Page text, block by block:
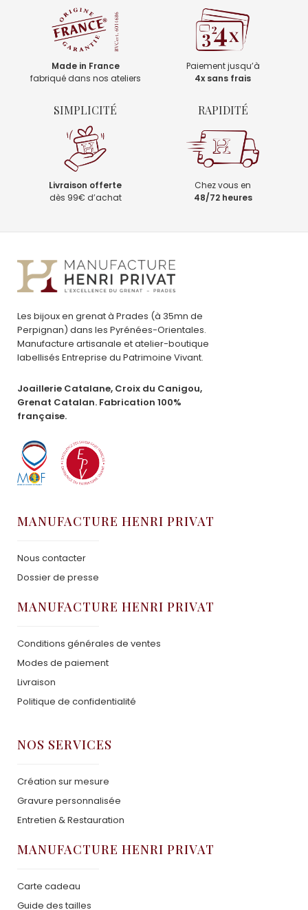
Made in France
fabriqué dans nos ateliers
Paiement jusqu’à
4x sans frais
SIMPLICITÉ
Livraison offerte
dès 99€ d’achat
RAPIDITÉ
Chez vous en
48/72 heures
Les bijoux en grenat à Prades (à 35mn de
Perpignan) dans les Pyrénées-Orientales.
Manufacture artisanale et atelier-boutique
labellisés Entreprise du Patrimoine Vivant.
Joaillerie Catalane, Croix du Canigou,
Grenat Catalan. Fabrication 100%
française.
MANUFACTURE HENRI PRIVAT
Nous contacter
Dossier de presse
MANUFACTURE HENRI PRIVAT
Conditions générales de ventes
Modes de paiement
Livraison
Politique de confidentialité
NOS SERVICES
Création sur mesure
Gravure personnalisée
Entretien & Restauration
MANUFACTURE HENRI PRIVAT
Carte cadeau
Guide des tailles